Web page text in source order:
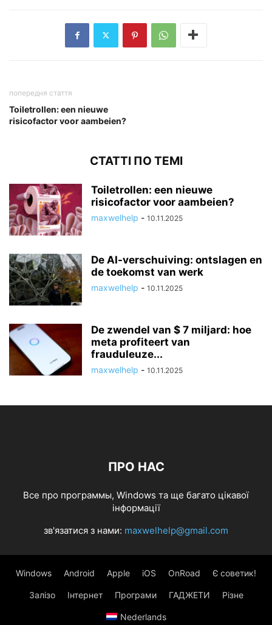
попередня стаття
Toiletrollen: een nieuwe
risicofactor voor aambeien?
СТАТТІ ПО ТЕМІ
Toiletrollen: een nieuwe
risicofactor voor aambeien?
maxwelhelp - 10.11.2025
De AI-verschuiving: ontslagen en
de toekomst van werk
maxwelhelp - 10.11.2025
De zwendel van $ 7 miljard: hoe
meta profiteert van
frauduleuze...
maxwelhelp - 10.11.2025
ПРО НАС
Все про программы, Windows та ще багато цікавої
інформації
зв'язатися з нами: maxwelhelp@gmail.com
Windows Android Apple iOS OnRoad Є советик!
Залізо Інтернет Програми ГАДЖЕТИ Різне
Nederlands